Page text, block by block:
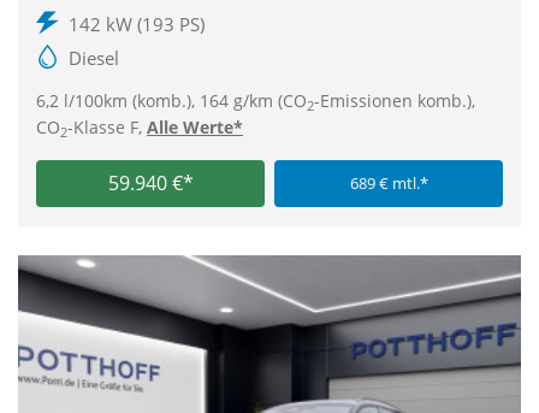
142 kW (193 PS)
Diesel
6,2 l/100km (komb.), 164 g/km (CO2-Emissionen komb.),
CO2-Klasse F, Alle Werte*
59.940 €* 689 € mtl.*